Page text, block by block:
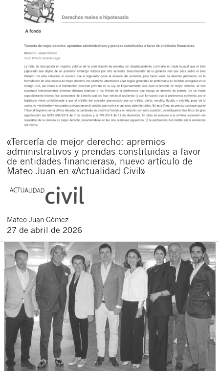
«Tercería de mejor derecho: apremios
administrativos y prendas constituidas a favor
de entidades financieras», nuevo artículo de
Mateo Juan en «Actualidad Civil»
Mateo Juan Gómez
27 de abril de 2026